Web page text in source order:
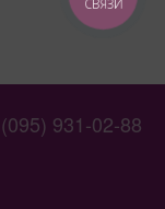
(095) 931-02-88
СВЯЗИ